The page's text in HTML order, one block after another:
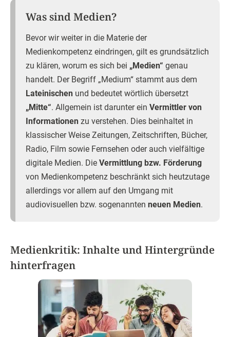
Was sind Medien?
Bevor wir weiter in die Materie der
Medienkompetenz eindringen, gilt es grundsätzlich
zu klären, worum es sich bei „Medien“ genau
handelt. Der Begriff „Medium“ stammt aus dem
Lateinischen und bedeutet wörtlich übersetzt
„Mitte“. Allgemein ist darunter ein Vermittler von
Informationen zu verstehen. Dies beinhaltet in
klassischer Weise Zeitungen, Zeitschriften, Bücher,
Radio, Film sowie Fernsehen oder auch vielfältige
digitale Medien. Die Vermittlung bzw. Förderung
von Medienkompetenz beschränkt sich heutzutage
allerdings vor allem auf den Umgang mit
audiovisuellen bzw. sogenannten neuen Medien.
Medienkritik: Inhalte und Hintergründe
hinterfragen